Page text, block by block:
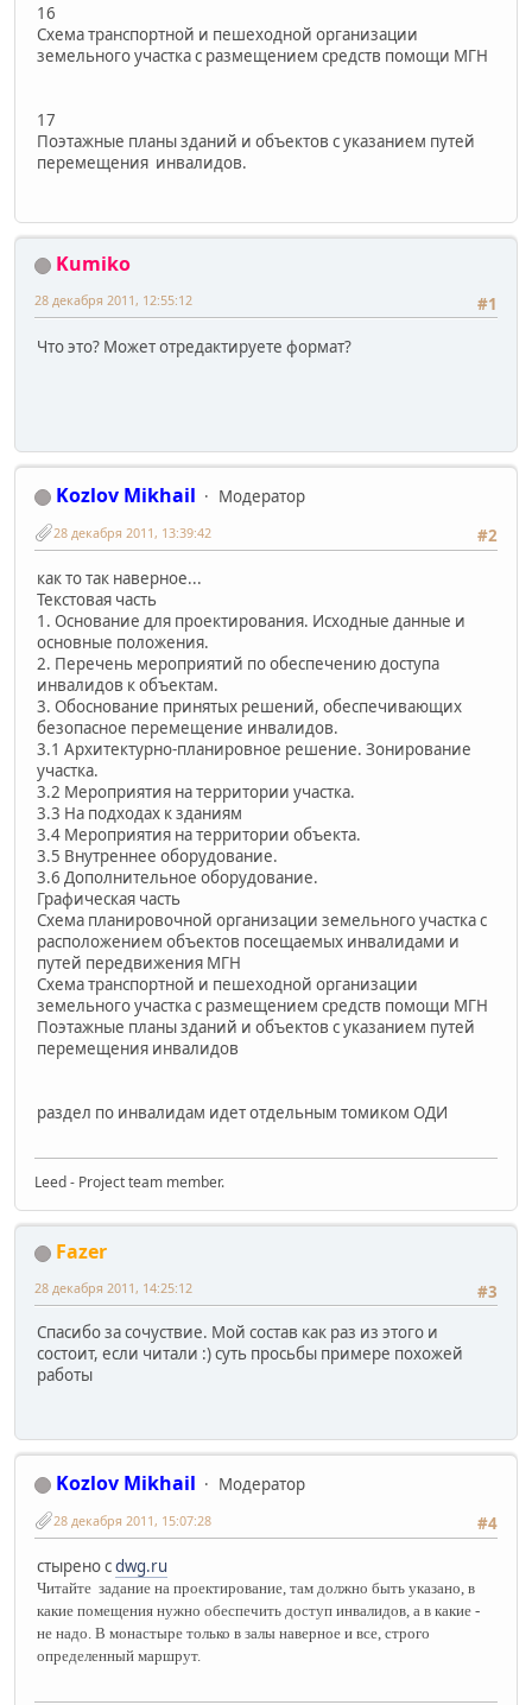
16
Схема транспортной и пешеходной организации
земельного участка с размещением средств помощи МГН
17
Поэтажные планы зданий и объектов с указанием путей
перемещения инвалидов.
Kumiko
#1
28 декабря 2011, 12:55:12
Что это? Может отредактируете формат?
Kozlov Mikhail
Модератор
#2
28 декабря 2011, 13:39:42
как то так наверное...
Текстовая часть
1. Основание для проектирования. Исходные данные и
основные положения.
2. Перечень мероприятий по обеспечению доступа
инвалидов к объектам.
3. Обоснование принятых решений, обеспечивающих
безопасное перемещение инвалидов.
3.1 Архитектурно-планировное решение. Зонирование
участка.
3.2 Мероприятия на территории участка.
3.3 На подходах к зданиям
3.4 Мероприятия на территории объекта.
3.5 Внутреннее оборудование.
3.6 Дополнительное оборудование.
Графическая часть
Схема планировочной организации земельного участка с
расположением объектов посещаемых инвалидами и
путей передвижения МГН
Схема транспортной и пешеходной организации
земельного участка с размещением средств помощи МГН
Поэтажные планы зданий и объектов с указанием путей
перемещения инвалидов
раздел по инвалидам идет отдельным томиком ОДИ
Leed - Project team member.
Fazer
#3
28 декабря 2011, 14:25:12
Спасибо за сочуствие. Мой состав как раз из этого и
состоит, если читали :) суть просьбы примере похожей
работы
Kozlov Mikhail
Модератор
#4
28 декабря 2011, 15:07:28
стырено сdwg.ru
Читайте задание на проектирование, там должно быть указано, в
какие помещения нужно обеспечить доступ инвалидов, а в какие -
не надо. В монастыре только в залы наверное и все, строго
определенный маршрут.